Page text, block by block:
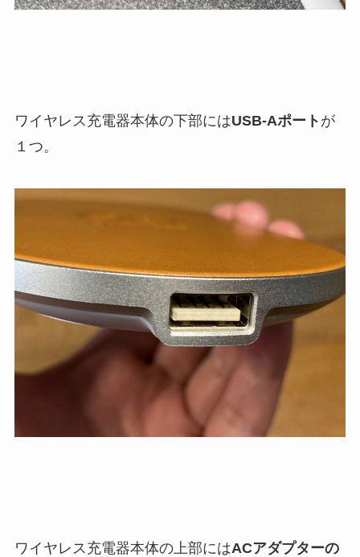
ワイヤレス充電器本体の下部にはUSB-Aポート が
１つ。
ワイヤレス充電器本体の上部にはACアダプターの